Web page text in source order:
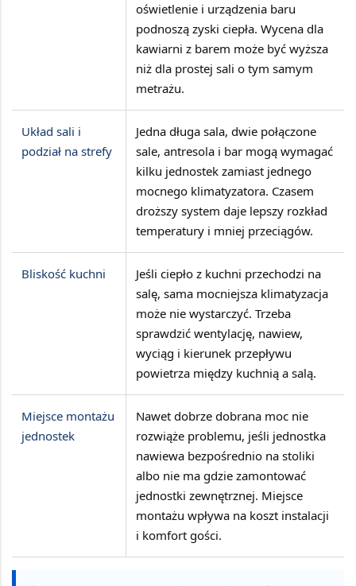
oświetlenie i urządzenia baru
podnoszą zyski ciepła. Wycena dla
kawiarni z barem może być wyższa
niż dla prostej sali o tym samym
metrażu.
Układ sali i
podział na strefy
Jedna długa sala, dwie połączone
sale, antresola i bar mogą wymagać
kilku jednostek zamiast jednego
mocnego klimatyzatora. Czasem
droższy system daje lepszy rozkład
temperatury i mniej przeciągów.
Bliskość kuchni
Jeśli ciepło z kuchni przechodzi na
salę, sama mocniejsza klimatyzacja
może nie wystarczyć. Trzeba
sprawdzić wentylację, nawiew,
wyciąg i kierunek przepływu
powietrza między kuchnią a salą.
Miejsce montażu
jednostek
Nawet dobrze dobrana moc nie
rozwiąże problemu, jeśli jednostka
nawiewa bezpośrednio na stoliki
albo nie ma gdzie zamontować
jednostki zewnętrznej. Miejsce
montażu wpływa na koszt instalacji
i komfort gości.